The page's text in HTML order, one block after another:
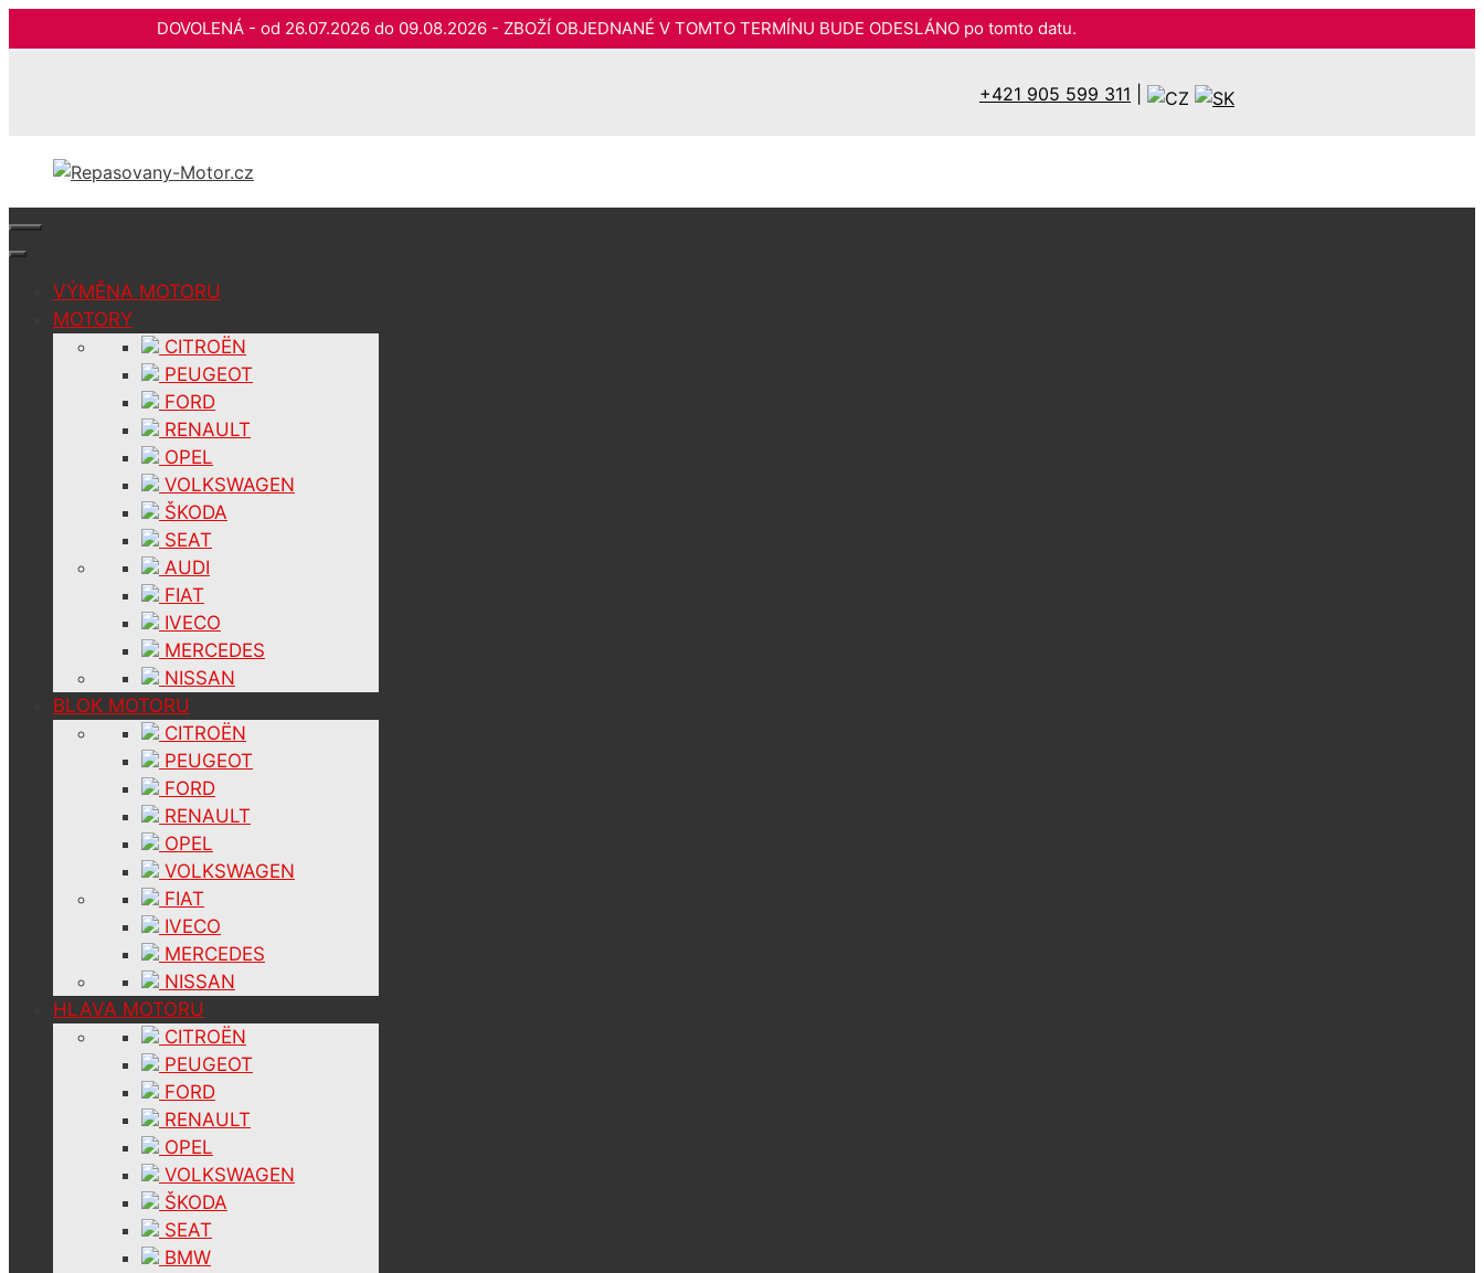
DOVOLENÁ - od 26.07.2026 do 09.08.2026 - ZBOŽÍ OBJEDNANÉ V TOMTO TERMÍNU BUDE ODESLÁNO po tomto datu.
+421 905 599 311
VÝMĚNA MOTORU
MOTORY
CITROËN
PEUGEOT
FORD
RENAULT
OPEL
VOLKSWAGEN
ŠKODA
SEAT
AUDI
FIAT
IVECO
MERCEDES
NISSAN
BLOK MOTORU
CITROËN
PEUGEOT
FORD
RENAULT
OPEL
VOLKSWAGEN
FIAT
IVECO
MERCEDES
NISSAN
HLAVA MOTORU
CITROËN
PEUGEOT
FORD
RENAULT
OPEL
VOLKSWAGEN
ŠKODA
SEAT
BMW